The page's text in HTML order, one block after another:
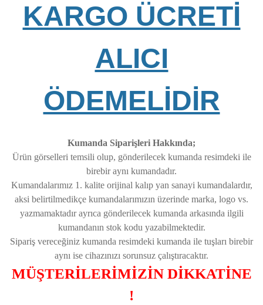
KARGO ÜCRETİ
ALICI
ÖDEMELİDİR
Kumanda Siparişleri Hakkında;
Ürün görselleri temsili olup, gönderilecek kumanda resimdeki ile
birebir aynı kumandadır.
Kumandalarımız 1. kalite orijinal kalıp yan sanayi kumandalardır,
aksi belirtilmedikçe kumandalarımızın üzerinde marka, logo vs.
yazmamaktadır ayrıca gönderilecek kumanda arkasında ilgili
kumandanın stok kodu yazabilmektedir.
Sipariş vereceğiniz kumanda resimdeki kumanda ile tuşları birebir
aynı ise cihazınızı sorunsuz çalıştıracaktır.
MÜŞTERİLERİMİZİN DİKKATİNE
!